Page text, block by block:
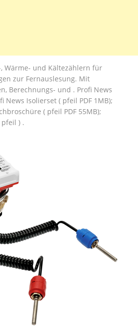
Wärme- und Kältezählern für
zur Fernauslesung. Mit
Berechnungs- und . Profi News
News Isolierset ( pfeil PDF 1MB);
( pfeil PDF 55MB);
) .